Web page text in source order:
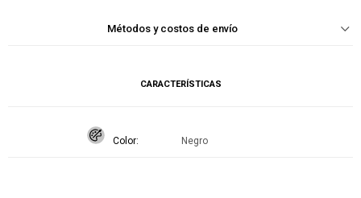
Métodos y costos de envío
CARACTERÍSTICAS
Color Negro